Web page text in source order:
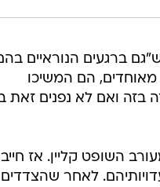
ברגעים הנוראיים
מאוחדים, הם המשיכו
בזה ואם לא נפנים זאת
מעורב השופט קליין. אז חייב
לאחר שהצדדים